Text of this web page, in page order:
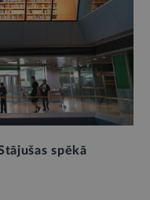
spēkā